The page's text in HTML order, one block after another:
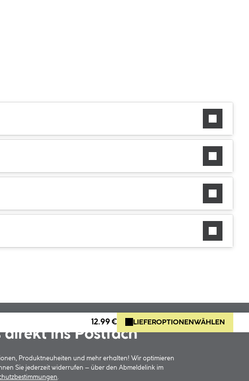
12.99 € LIEFEROPTIONEN WÄHLEN
direkt ins Postfach
Produktneuheiten und mehr erhalten! Wir optimieren
Sie jederzeit widerrufen – über den Abmeldelink im